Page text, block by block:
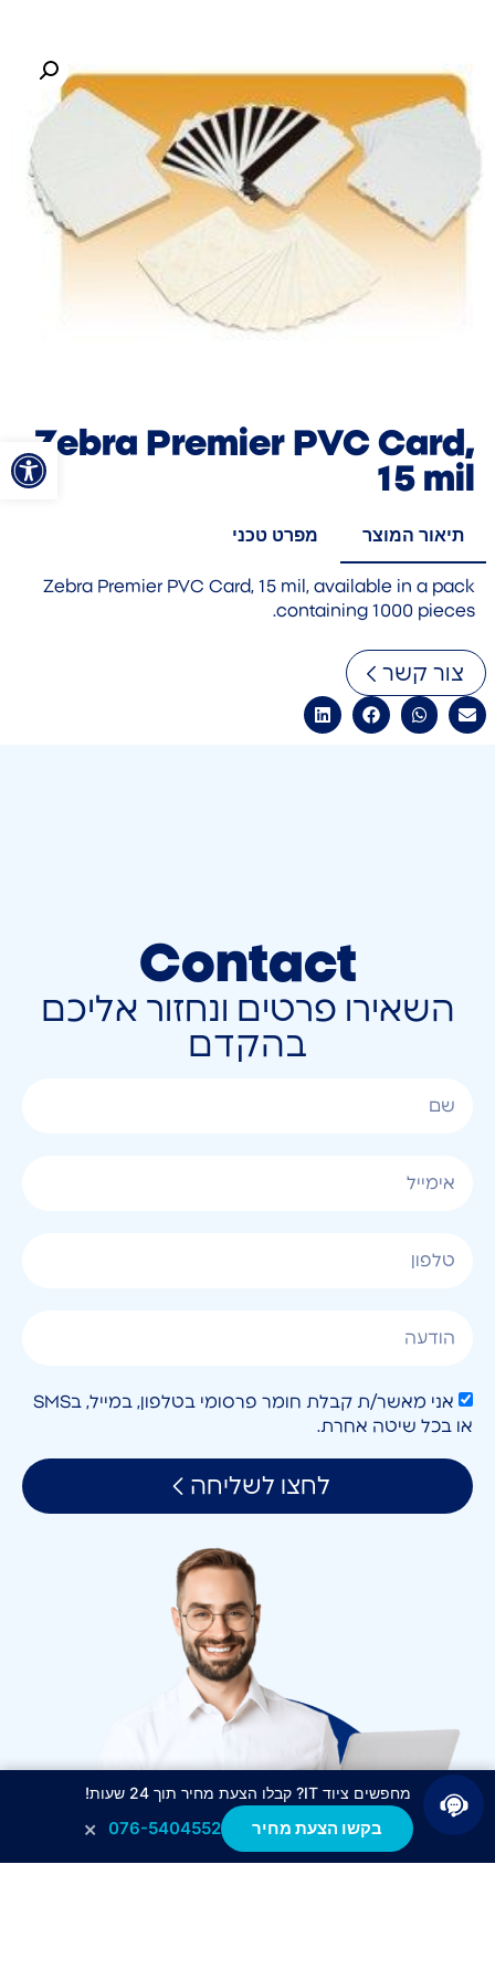
פתחZebra Premier PVC Card,
15 mil
תיאור המוצר מפרט טכני
Zebra Premier PVC Card, 15 mil, available in a pack
containing 1000 pieces.
צור קשר
Contact
השאירו פרטים ונחזור אליכם
בהקדם
אני מאשר/ת קבלת חומר פרסומי בטלפון, במייל, בSMS
או בכל שיטה אחרת.
לחצו לשליחה
מחפשים ציוד IT? קבלו הצעת מחיר תוך 24 שעות!
בקשו הצעת מחיר 076-5404552
×